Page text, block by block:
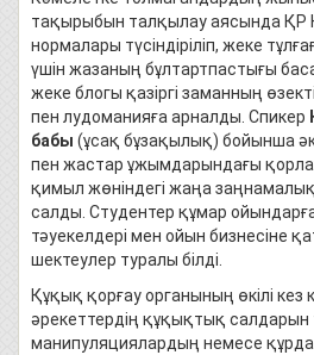
тақырыбын талқылау аясында ҚР
нормалары түсіндіріліп, жеке
үшін жазаның бұлтартпастығы
жеке блогы қазіргі заманның
пен лудоманияға арналды. Спикер
бабы (ұсақ бұзақылық) бойынша
пен жастар ұжымдарындағы
қимыл жөніндегі жаңа
салды. Студентер құмар
тәуекелдері мен ойын бизнесіне
шектеулер туралы білді.
Құқық қорғау органының өкілі
әрекеттердің құқықтық салдарын
манипуляциялардың немесе